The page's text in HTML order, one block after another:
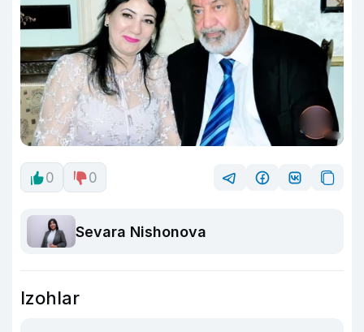
0 0
Sevara Nishonova
Izohlar